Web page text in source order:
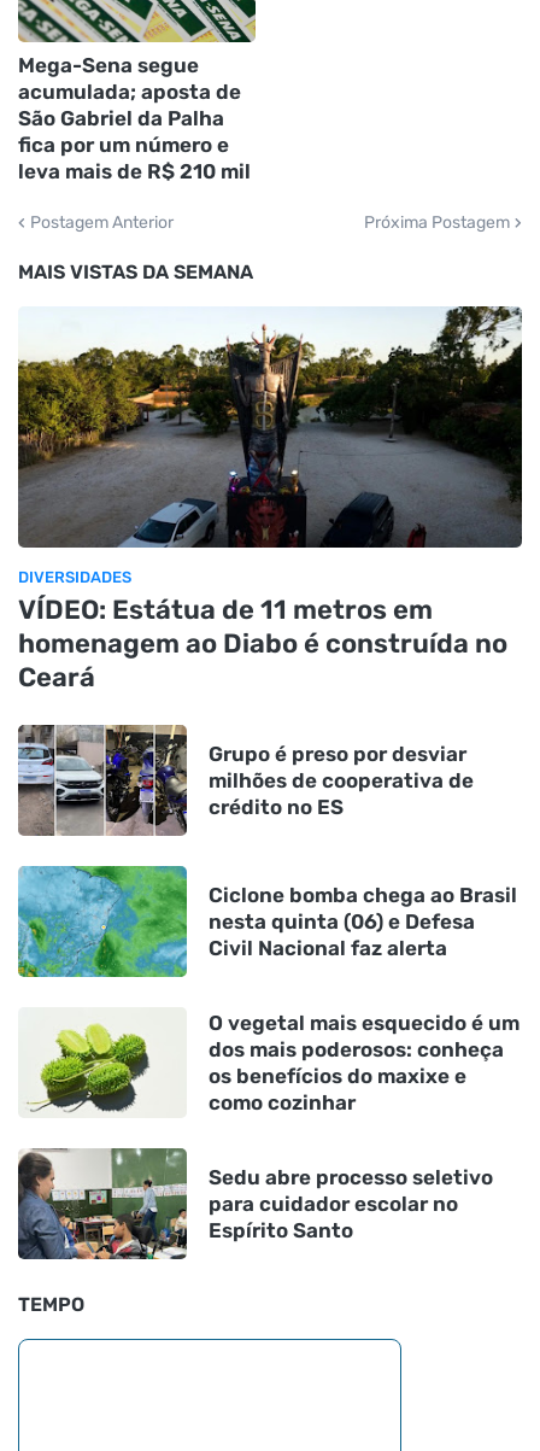
Mega-Sena segue
acumulada; aposta de
São Gabriel da Palha
fica por um número e
leva mais de R$ 210 mil
Postagem Anterior Próxima Postagem
MAIS VISTAS DA SEMANA
DIVERSIDADES
VÍDEO: Estátua de 11 metros em
homenagem ao Diabo é construída no
Ceará
Grupo é preso por desviar
milhões de cooperativa de
crédito no ES
Ciclone bomba chega ao Brasil
nesta quinta (06) e Defesa
Civil Nacional faz alerta
O vegetal mais esquecido é um
dos mais poderosos: conheça
os benefícios do maxixe e
como cozinhar
Sedu abre processo seletivo
para cuidador escolar no
Espírito Santo
TEMPO